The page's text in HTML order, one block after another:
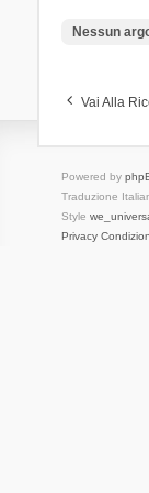
Nessun
Vai Alla
Powered by
Traduzione
Style
Privacy